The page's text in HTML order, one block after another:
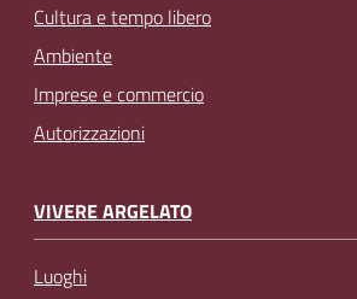
Cultura e tempo libero
Ambiente
Imprese e commercio
Autorizzazioni
VIVERE ARGELATO
Luoghi